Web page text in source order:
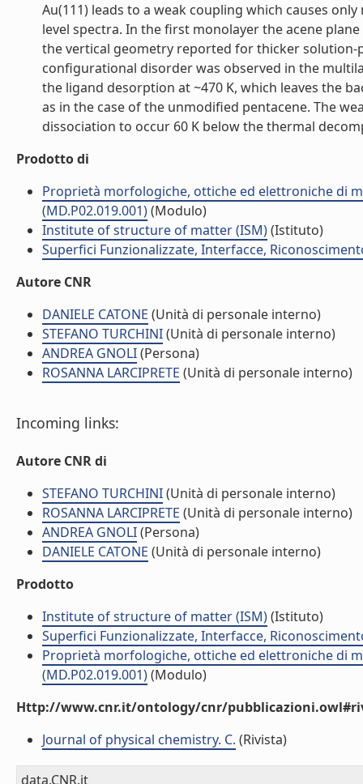
Au(111) leads to a weak coupling which causes
level spectra. In the first monolayer the acene
the vertical geometry reported for thicker
configurational disorder was observed in the
the ligand desorption at ~470 K, which leaves the
as in the case of the unmodified pentacene. The
dissociation to occur 60 K below the thermal
Prodotto di
Proprietà morfologiche, ottiche ed elettroniche di
(MD.P02.019.001)(Modulo)
Institute of structure of matter (ISM)(Istituto)
Superfici Funzionalizzate, Interfacce,
Autore CNR
DANIELE CATONE (Unità di personale interno)
STEFANO TURCHINI(Unità di personale interno)
ANDREA GNOLI(Persona)
ROSANNA LARCIPRETE (Unità di personale interno)
Incoming links:
Autore CNR di
STEFANO TURCHINI(Unità di personale interno)
ROSANNA LARCIPRETE (Unità di personale interno)
ANDREA GNOLI(Persona)
DANIELE CATONE (Unità di personale interno)
Prodotto
Institute of structure of matter (ISM)(Istituto)
Superfici Funzionalizzate, Interfacce,
Proprietà morfologiche, ottiche ed elettroniche di
(MD.P02.019.001)(Modulo)
Http://www.cnr.it/ontology/cnr/
Journal of physical chemistry. C. (Rivista)
data.CNR.it